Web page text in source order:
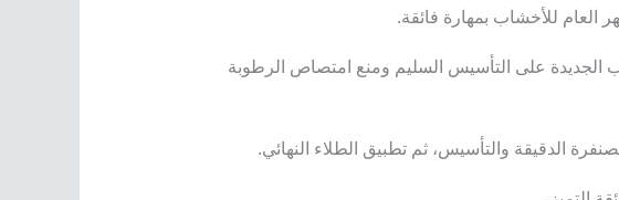
للأخشاب بمهارة فائقة.
الجديدة على التأسيس السليم ومنع امتصاص الرطوبة
الدقيقة والتأسيس، ثم تطبيق الطلاء النهائي.